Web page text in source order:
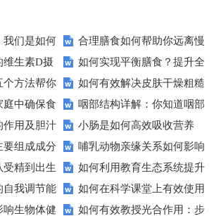
我们是如何
合理膳食如何帮助你远离慢
性疾病？
维生素D摄
指南
如何实现平衡膳食？提升全
家健康的小贴士
个方法帮你
如何有效解决皮肤干燥粗糙
的问题？
庭中确保食
必读！
咽部结构详解：你知道咽部
各部分是如何协作的吗？
作用及胆汁
小肠是如何高效吸收营养
的？这里告诉你一切！
要组成成分
哺乳动物亲缘关系如何影响
生物多样性？
受精到出生
如何利用教育生态系统提升
学生参与度？
自我调节能
臂之力
如何在科学课堂上有效使用
显微镜？——让学习变得更直
响生物体健
如何有效教授光合作用：步